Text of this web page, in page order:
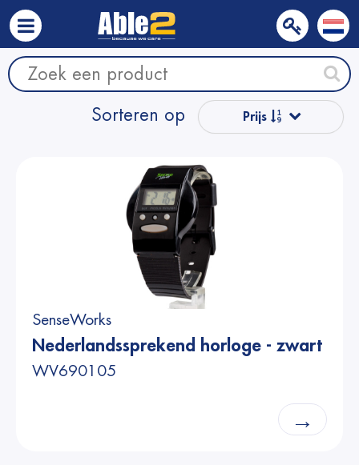
Sorteren op Prijs
Naam van A
tot Z
Naam van Z
SenseWorks
Nederlandssprekend horloge - zwart
WV690105
→